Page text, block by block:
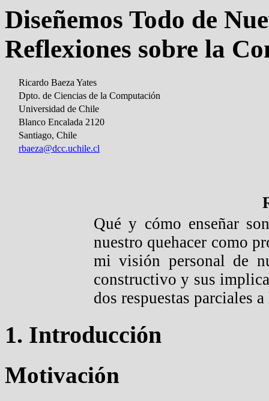
Diseñemos Todo de
Reflexiones sobre la
Ricardo Baeza Yates
Dpto. de Ciencias de la Computación
Universidad de Chile
Blanco Encalada 2120
Santiago, Chile
rbaeza@dcc.uchile.cl
Qué y cómo enseñar
nuestro quehacer como
mi visión personal de
constructivo y sus
dos respuestas parciales
1. Introducción
Motivación